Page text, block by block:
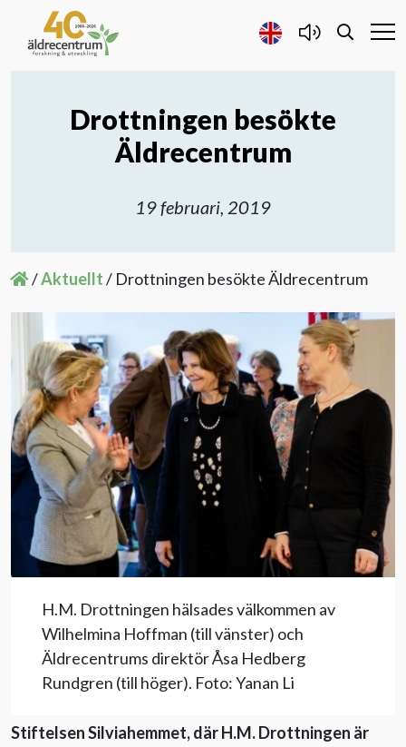
Forskning och Utveckling
Publicerat
Om oss
Kontakta oss
Evenemang
Aktuellt
Nyhetsbrev
Till Äldre i centrum
Drottningen besökte
Äldrecentrum
19 februari, 2019
/Aktuellt/ Drottningen besökte Äldrecentrum
H.M. Drottningen hälsades välkommen av
Wilhelmina Hoffman (till vänster) och
Äldrecentrums direktör Åsa Hedberg
Rundgren (till höger). Foto: Yanan Li
Stiftelsen Silviahemmet, där H.M. Drottningen är